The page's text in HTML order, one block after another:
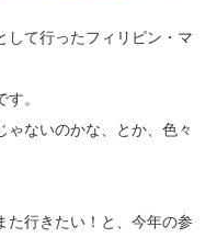
して行ったフィリピン・マ
。
ないのかな、とか、色々
た行きたい！と、今年の参